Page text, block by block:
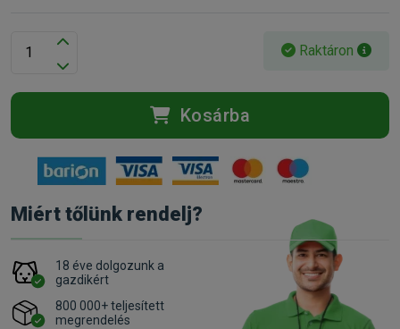
Raktáron
Kosárba
Miért tőlünk rendelj?
18 éve dolgozunk a
gazdikért
800 000+ teljesített
megrendelés